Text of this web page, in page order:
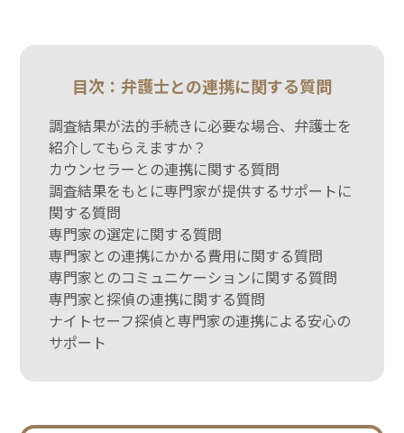
目次：弁護士との連携に関する質問
調査結果が法的手続きに必要な場合、弁護士を
紹介してもらえますか？
カウンセラーとの連携に関する質問
調査結果をもとに専門家が提供するサポートに
関する質問
専門家の選定に関する質問
専門家との連携にかかる費用に関する質問
専門家とのコミュニケーションに関する質問
専門家と探偵の連携に関する質問
ナイトセーフ探偵と専門家の連携による安心の
サポート